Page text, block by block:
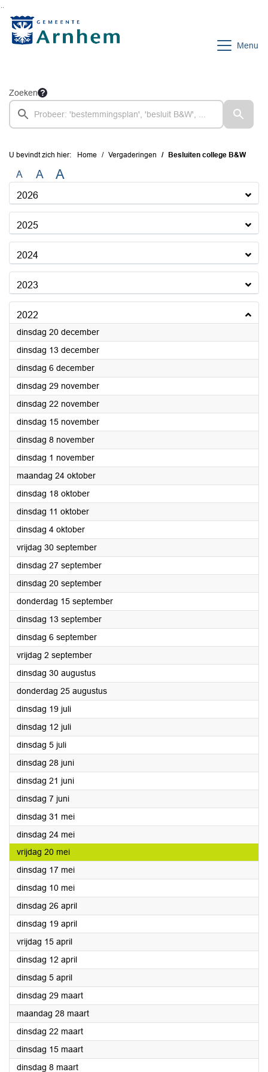
Menu
Zoeken
U bevindt zich hier: Home Vergaderingen Besluiten college B&W
A A A
2026
2025
2024
2023
2022
dinsdag 20 december2022
dinsdag 13 december2022
dinsdag 6 december2022
dinsdag 29 november2022
dinsdag 22 november2022
dinsdag 15 november2022
dinsdag 8 november2022
dinsdag 1 november2022
maandag 24 oktober2022
dinsdag 18 oktober2022
dinsdag 11 oktober2022
dinsdag 4 oktober2022
vrijdag 30 september2022
dinsdag 27 september2022
dinsdag 20 september2022
donderdag 15 september2022
dinsdag 13 september2022
dinsdag 6 september2022
vrijdag 2 september2022
dinsdag 30 augustus2022
donderdag 25 augustus2022
dinsdag 19 juli2022
dinsdag 12 juli2022
dinsdag 5 juli2022
dinsdag 28 juni2022
dinsdag 21 juni2022
dinsdag 7 juni2022
dinsdag 31 mei2022
dinsdag 24 mei2022
vrijdag 20 mei2022
dinsdag 17 mei2022
dinsdag 10 mei2022
dinsdag 26 april2022
dinsdag 19 april2022
vrijdag 15 april2022
dinsdag 12 april2022
dinsdag 5 april2022
dinsdag 29 maart2022
maandag 28 maart2022
dinsdag 22 maart2022
dinsdag 15 maart2022
dinsdag 8 maart2022